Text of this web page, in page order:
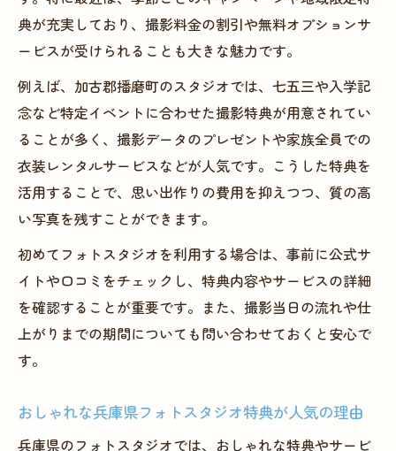
典が充実しており、撮影料金の割引や無料オプションサ
ービスが受けられることも大きな魅力です。
例えば、加古郡播磨町のスタジオでは、七五三や入学記
念など特定イベントに合わせた撮影特典が用意されてい
ることが多く、撮影データのプレゼントや家族全員での
衣装レンタルサービスなどが人気です。こうした特典を
活用することで、思い出作りの費用を抑えつつ、質の高
い写真を残すことができます。
初めてフォトスタジオを利用する場合は、事前に公式サ
イトや口コミをチェックし、特典内容やサービスの詳細
を確認することが重要です。また、撮影当日の流れや仕
上がりまでの期間についても問い合わせておくと安心で
す。
おしゃれな兵庫県フォトスタジオ特典が人気の理由
兵庫県のフォトスタジオでは、おしゃれな特典やサービ